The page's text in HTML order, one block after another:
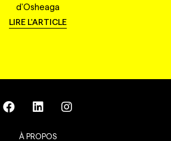
d'Osheaga
LIRE L'ARTICLE
À PROPOS